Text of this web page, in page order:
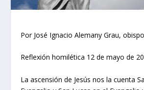
Por José Ignacio Alemany Grau, obispo
Reflexión homilética 12 de mayo de
La ascensión de Jesús nos la cuenta